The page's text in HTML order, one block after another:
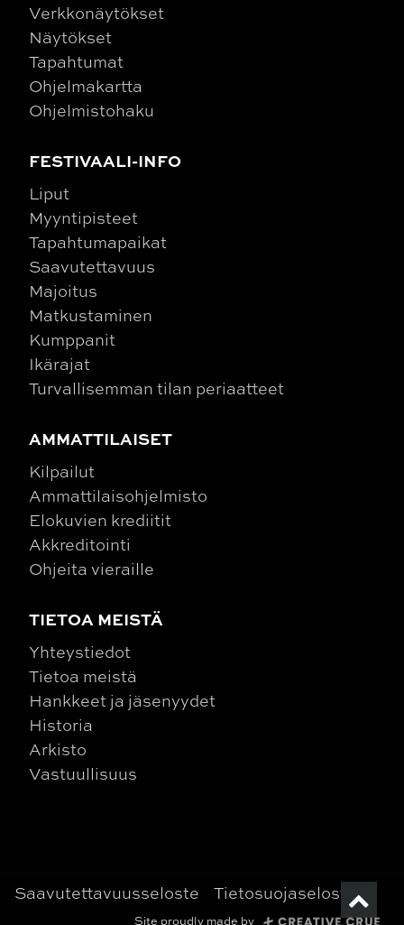
Verkkonäytökset
Näytökset
Tapahtumat
Ohjelmakartta
Ohjelmistohaku
FESTIVAALI-INFO
Liput
Myyntipisteet
Tapahtumapaikat
Saavutettavuus
Majoitus
Matkustaminen
Kumppanit
Ikärajat
Turvallisemman tilan periaatteet
AMMATTILAISET
Kilpailut
Ammattilaisohjelmisto
Elokuvien krediitit
Akkreditointi
Ohjeita vieraille
TIETOA MEISTÄ
Yhteystiedot
Tietoa meistä
Hankkeet ja jäsenyydet
Historia
Arkisto
Vastuullisuus
Saavutettavuusseloste Tietosuojaseloste
Site proudly made by